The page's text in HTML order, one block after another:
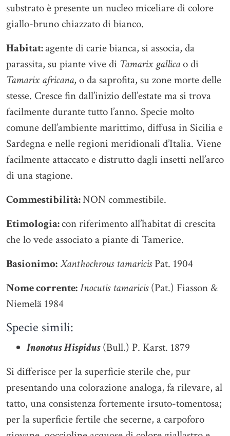
substrato è presente un nucleo miceliare di colore
giallo-bruno chiazzato di bianco.
Habitat:agente di carie bianca, si associa, da
parassita, su piante vive di Tamarix gallicao di
Tamarix africana, o da saprofita, su zone morte delle
stesse. Cresce fin dall’inizio dell’estate ma si trova
facilmente durante tutto l’anno. Specie molto
comune dell’ambiente marittimo, diffusa in Sicilia e
Sardegna e nelle regioni meridionali d’Italia. Viene
facilmente attaccato e distrutto dagli insetti nell’arco
di una stagione.
Commestibilità:NON commestibile.
Etimologia:con riferimento all’habitat di crescita
che lo vede associato a piante di Tamerice.
Basionimo:Xanthochrous tamaricisPat. 1904
Nome corrente:Inocutis tamaricis(Pat.) Fiasson &
Niemelä 1984
Specie simili:
Inonotus Hispidus(Bull.) P. Karst. 1879
Si differisce per la superficie sterile che, pur
presentando una colorazione analoga, fa rilevare, al
tatto, una consistenza fortemente irsuto-tomentosa;
per la superficie fertile che secerne, a carpoforo